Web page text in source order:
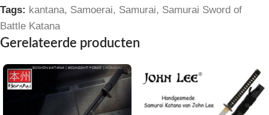
Tags: kantana, Samoerai, Samurai, Samurai Sword of
Battle Katana
Gerelateerde producten